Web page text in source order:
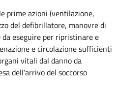
prime azioni (ventilazione,
del defibrillatore, manovre di
eseguire per ripristinare e
e circolazione sufficienti
vitali dal danno da
dell’arrivo del soccorso